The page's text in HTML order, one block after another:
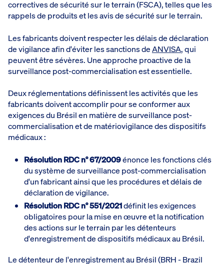
correctives de sécurité sur le terrain (FSCA), telles que les
rappels de produits et les avis de sécurité sur le terrain.
Les fabricants doivent respecter les délais de déclaration
de vigilance afin d'éviter les sanctions deANVISA, qui
peuvent être sévères. Une approche proactive de la
surveillance post-commercialisation est essentielle.
Deux réglementations définissent les activités que les
fabricants doivent accomplir pour se conformer aux
exigences du Brésil en matière de surveillance post-
commercialisation et de matériovigilance des dispositifs
médicaux :
Résolution RDC n° 67/2009énonce les fonctions clés
du système de surveillance post-commercialisation
d'un fabricant ainsi que les procédures et délais de
déclaration de vigilance.
Résolution RDC n° 551/2021définit les exigences
obligatoires pour la mise en œuvre et la notification
des actions sur le terrain par les détenteurs
d'enregistrement de dispositifs médicaux au Brésil.
Le détenteur de l'enregistrement au Brésil (BRH - Brazil